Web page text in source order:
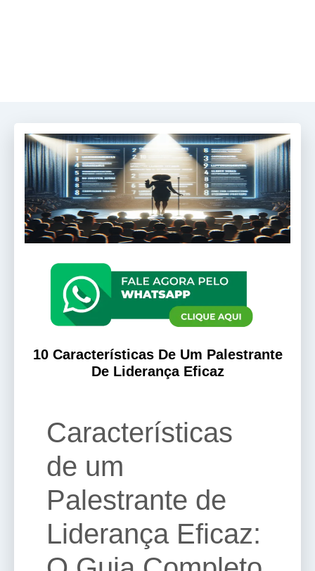
10 Características De Um Palestrante
De Liderança Eficaz
Características
de um
Palestrante de
Liderança Eficaz: